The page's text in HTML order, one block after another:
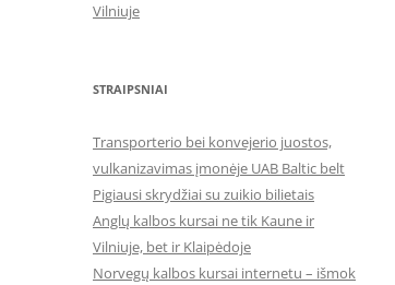
Vilniuje
STRAIPSNIAI
Transporterio bei konvejerio juostos,
vulkanizavimas įmonėje UAB Baltic belt
Pigiausi skrydžiai su zuikio bilietais
Anglų kalbos kursai ne tik Kaune ir
Vilniuje, bet ir Klaipėdoje
Norvegų kalbos kursai internetu – išmok